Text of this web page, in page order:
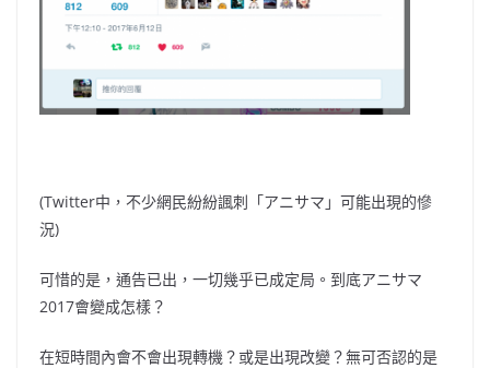
(Twitter中，不少網民紛紛諷刺「アニサマ」可能出現的慘
況)
可惜的是，通告已出，一切幾乎已成定局。到底アニサマ
2017會變成怎樣？
在短時間內會不會出現轉機？或是出現改變？無可否認的是